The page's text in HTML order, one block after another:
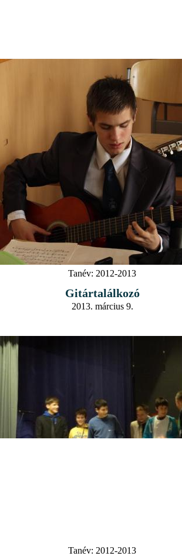
Tanév: 2012-2013
Gitártalálkozó
2013. március 9.
Tanév: 2012-2013